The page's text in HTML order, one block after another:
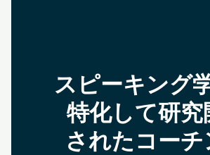
スピーキング
特化して研究
されたコー